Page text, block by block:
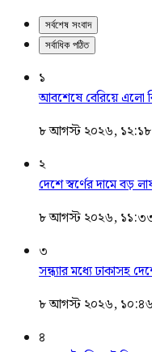
সর্বশেষ সংবাদ
সর্বাধিক পঠিত
১
আবশেষে বেরিয়ে এলো
৮ আগস্ট ২০২৬, ১২:১৮
২
দেশে স্বর্ণের দামে
৮ আগস্ট ২০২৬,
৩
সন্ধ্যার মধ্যে ঢাকাসহ
৮ আগস্ট ২০২৬, ১০:৪৬
৪